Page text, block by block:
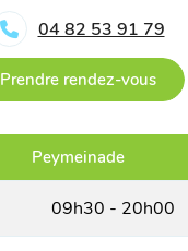
04 82 53 91 79
Prendre rendez-vous
Peymeinade
09h30 - 20h00